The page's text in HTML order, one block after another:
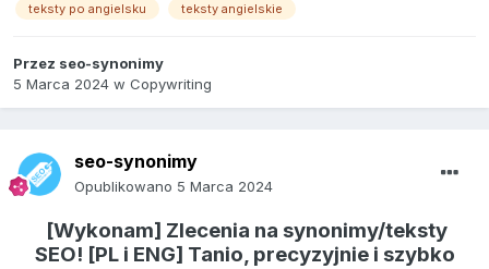
teksty po angielsku
teksty angielskie
Przez seo-synonimy
5 Marca 2024 w Copywriting
seo-synonimy
Opublikowano 5 Marca 2024
[Wykonam] Zlecenia na synonimy/teksty
SEO! [PL i ENG] Tanio, precyzyjnie i szybko